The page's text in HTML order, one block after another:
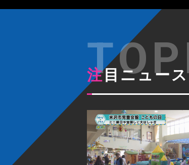
注目ニュース